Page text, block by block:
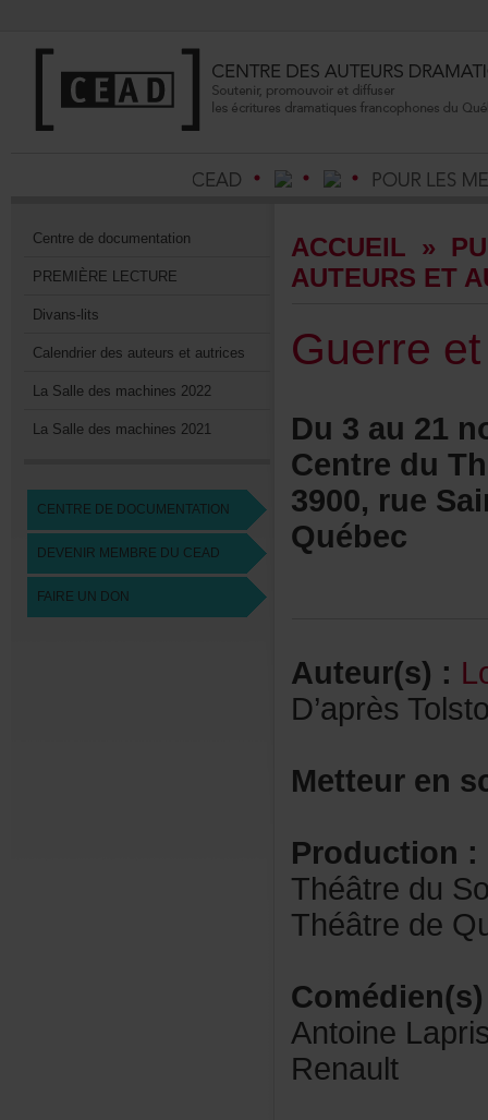
Centrededocumentation
PREMIÈRELECTURE
Divans-lits
Calendrierdesauteursetautrices
LaSalledesmachines2022
LaSalledesmachines2021
CENTREDEDOCUMENTATION
DEVENIRMEMBREDUCEAD
FAIREUNDON
ACCUEIL »
Québec
Auteur(s):
Production:
Renault